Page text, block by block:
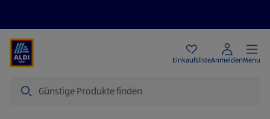
EinkaufslisteAnmeldenMenu